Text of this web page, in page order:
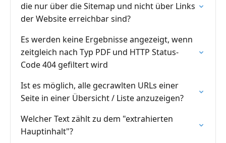
die nur über die Sitemap und nicht über Links
der Website erreichbar sind?
Es werden keine Ergebnisse angezeigt, wenn
zeitgleich nach Typ PDF und HTTP Status-
Code 404 gefiltert wird
Ist es möglich, alle gecrawlten URLs einer
Seite in einer Übersicht / Liste anzuzeigen?
Welcher Text zählt zu dem "extrahierten
Hauptinhalt"?